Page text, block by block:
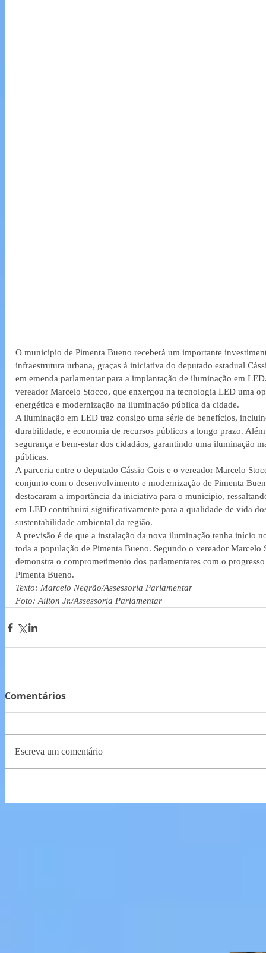
O município de Pimenta Bueno receberá um importante
infraestrutura urbana, graças à iniciativa do deputado estadual
em emenda parlamentar para a implantação de iluminação em
vereador Marcelo Stocco, que enxergou na tecnologia LED uma
energética e modernização na iluminação pública da cidade.
A iluminação em LED traz consigo uma série de benefícios,
durabilidade, e economia de recursos públicos a longo prazo.
segurança e bem-estar dos cidadãos, garantindo uma iluminação
públicas.
A parceria entre o deputado Cássio Gois e o vereador Marcelo
conjunto com o desenvolvimento e modernização de Pimenta
destacaram a importância da iniciativa para o município,
em LED contribuirá significativamente para a qualidade de vida
sustentabilidade ambiental da região.
A previsão é de que a instalação da nova iluminação tenha início
toda a população de Pimenta Bueno. Segundo o vereador Marcelo
demonstra o comprometimento dos parlamentares com o
Pimenta Bueno.
Texto: Marcelo Negrão/Assessoria Parlamentar
Foto: Ailton Jr./Assessoria Parlamentar
Comentários
Escreva um comentário